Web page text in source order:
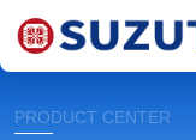
PRODUCT CENTER